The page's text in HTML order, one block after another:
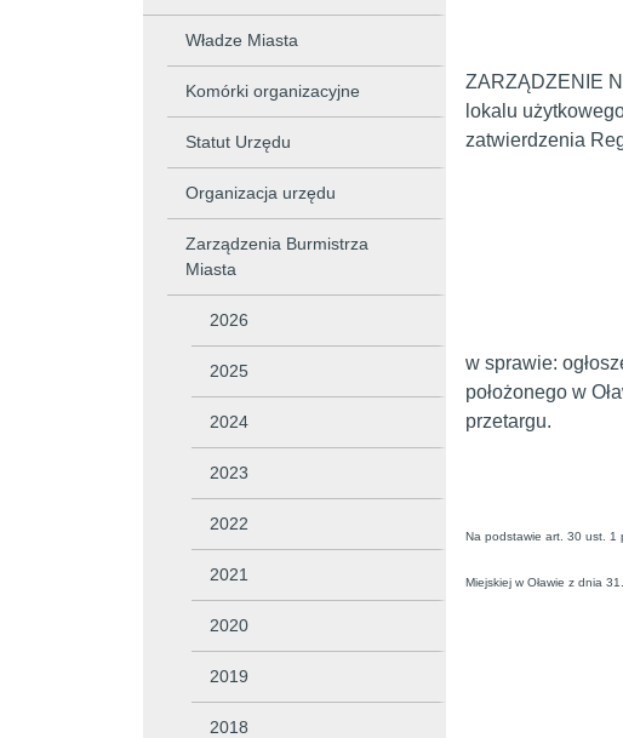
Władze Miasta
Komórki organizacyjne
Statut Urzędu
Organizacja urzędu
Zarządzenia Burmistrza
Miasta
2026
2025
2024
2023
2022
2021
2020
2019
2018
ZARZĄDZENIE
lokalu
zatwierdzenia
w sprawie:
położonego w
przetargu.
Na podstawie art. 30 ust. 1
Miejskiej w Oławie z dnia